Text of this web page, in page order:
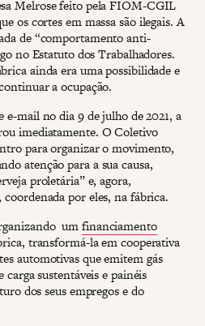
Melrose feito pela FIOM-CGIL
os cortes em massa são ilegais. A
de “comportamento anti-
no Estatuto dos Trabalhadores.
ainda era uma possibilidade e
a ocupação.
e-mail no dia 9 de julho de 2021, a
imediatamente. O Coletivo
para organizar o movimento,
atenção para a sua causa,
proletária” e, agora,
por eles, na fábrica.
umfinanciamento
transformá-la em cooperativa
automotivas que emitem gás
sustentáveis e painéis
dos seus empregos e do